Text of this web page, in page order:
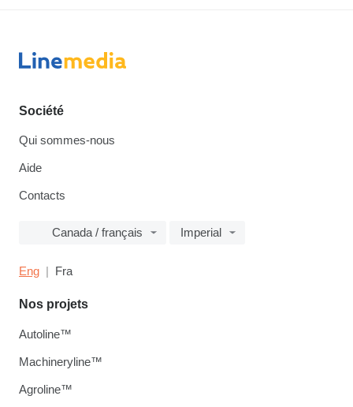
Société
Qui sommes-nous
Aide
Contacts
Canada / français Imperial
Eng Fra
Nos projets
Autoline™
Machineryline™
Agroline™